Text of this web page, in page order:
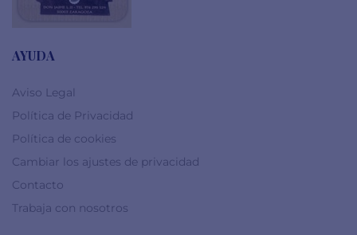
AYUDA
Aviso Legal
Política de Privacidad
Política de cookies
Cambiar los ajustes de privacidad
Contacto
Trabaja con nosotros